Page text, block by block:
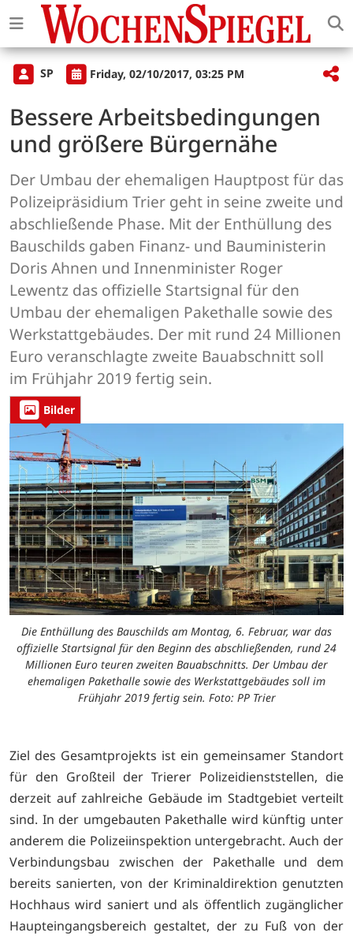
SP Friday, 02/10/2017, 03:25 PM
Bessere Arbeitsbedingungen
und größere Bürgernähe
Der Umbau der ehemaligen Hauptpost für das
Polizeipräsidium Trier geht in seine zweite und
abschließende Phase. Mit der Enthüllung des
Bauschilds gaben Finanz- und Bauministerin
Doris Ahnen und Innenminister Roger
Lewentz das offizielle Startsignal für den
Umbau der ehemaligen Pakethalle sowie des
Werkstattgebäudes. Der mit rund 24 Millionen
Euro veranschlagte zweite Bauabschnitt soll
im Frühjahr 2019 fertig sein.
Bilder
Die Enthüllung des Bauschilds am Montag, 6. Februar, war das
offizielle Startsignal für den Beginn des abschließenden, rund 24
Millionen Euro teuren zweiten Bauabschnitts. Der Umbau der
ehemaligen Pakethalle sowie des Werkstattgebäudes soll im
Frühjahr 2019 fertig sein. Foto: PP Trier
Ziel des Gesamtprojekts ist ein gemeinsamer Standort
für den Großteil der Trierer Polizeidienststellen, die
derzeit auf zahlreiche Gebäude im Stadtgebiet verteilt
sind. In der umgebauten Pakethalle wird künftig unter
anderem die Polizeiinspektion untergebracht. Auch der
Verbindungsbau zwischen der Pakethalle und dem
bereits sanierten, von der Kriminaldirektion genutzten
Hochhaus wird saniert und als öffentlich zugänglicher
Haupteingangsbereich gestaltet, der zu Fuß von der